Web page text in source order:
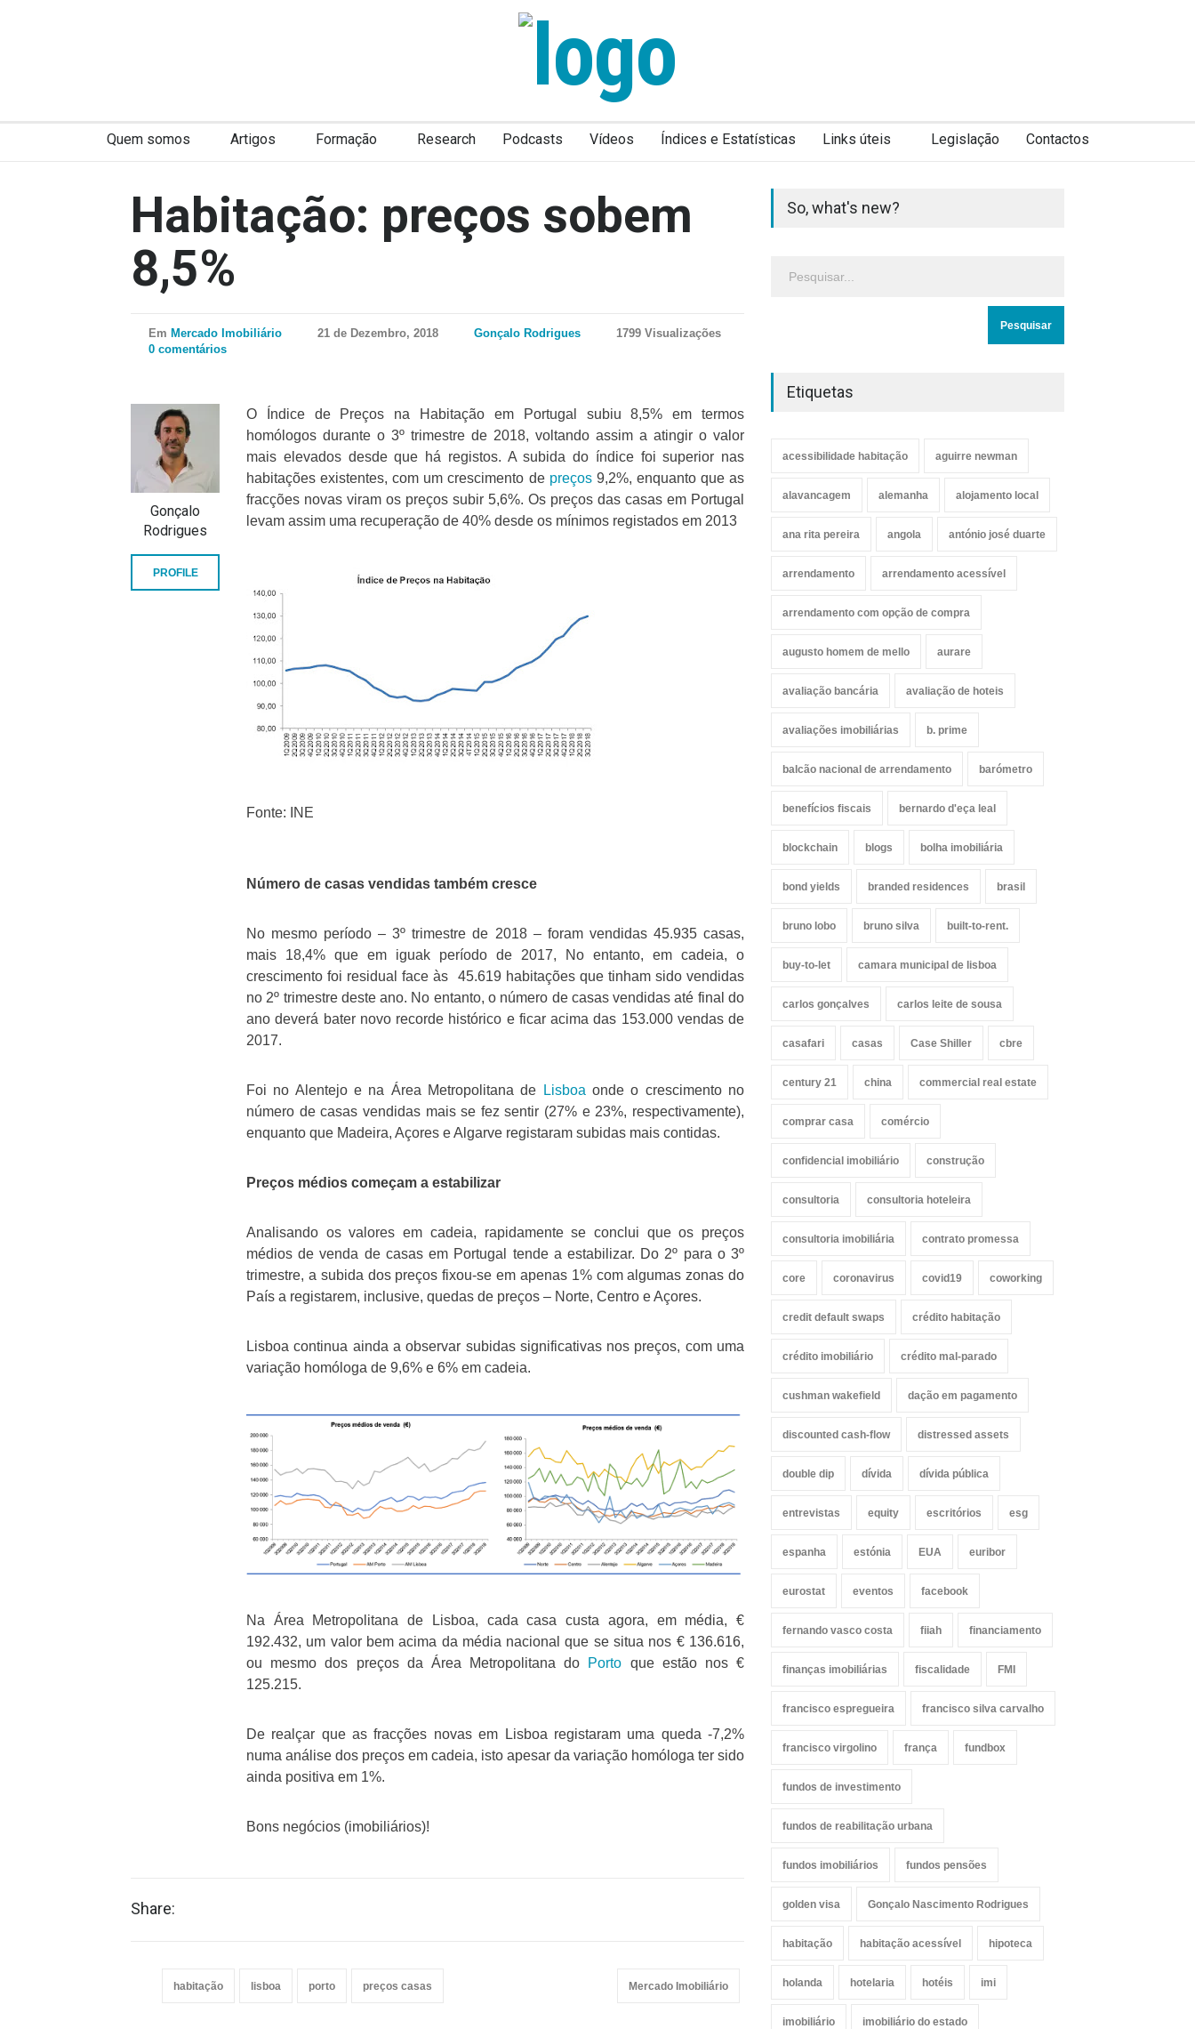
Quem somos Artigos Formação Research Podcasts Vídeos Índices e Estatísticas Links úteis Legislação Contactos
Habitação: preços sobem
8,5%
Em Mercado Imobiliário 21 de Dezembro, 2018 Gonçalo Rodrigues
1799 Visualizações
0 comentários
O Índice de Preços na Habitação em Portugal subiu 8,5% em termos
homólogos durante o 3º trimestre de 2018, voltando assim a atingir o valor
mais elevados desde que há registos. A subida do índice foi superior nas
habitações existentes, com um crescimento de preços9,2%, enquanto que as
fracções novas viram os preços subir 5,6%. Os preços das casas em Portugal
levam assim uma recuperação de 40% desde os mínimos registados em 2013
Fonte: INE
Número de casas vendidas também cresce
No mesmo período – 3º trimestre de 2018 – foram vendidas 45.935 casas,
mais 18,4% que em iguak período de 2017, No entanto, em cadeia, o
crescimento foi residual face às 45.619 habitações que tinham sido vendidas
no 2º trimestre deste ano. No entanto, o número de casas vendidas até final do
ano deverá bater novo recorde histórico e ficar acima das 153.000 vendas de
2017.
Foi no Alentejo e na Área Metropolitana de Lisboa onde o crescimento no
número de casas vendidas mais se fez sentir (27% e 23%, respectivamente),
enquanto que Madeira, Açores e Algarve registaram subidas mais contidas.
Preços médios começam a estabilizar
Analisando os valores em cadeia, rapidamente se conclui que os preços
médios de venda de casas em Portugal tende a estabilizar. Do 2º para o 3º
trimestre, a subida dos preços fixou-se em apenas 1% com algumas zonas do
País a registarem, inclusive, quedas de preços – Norte, Centro e Açores.
Lisboa continua ainda a observar subidas significativas nos preços, com uma
variação homóloga de 9,6% e 6% em cadeia.
Na Área Metropolitana de Lisboa, cada casa custa agora, em média, €
192.432, um valor bem acima da média nacional que se situa nos € 136.616,
ou mesmo dos preços da Área Metropolitana do Porto que estão nos €
125.215.
De realçar que as fracções novas em Lisboa registaram uma queda -7,2%
numa análise dos preços em cadeia, isto apesar da variação homóloga ter sido
ainda positiva em 1%.
Bons negócios (imobiliários)!
Gonçalo
Rodrigues
PROFILE
Share:
habitação lisboa porto preços casas Mercado Imobiliário
So, what's new?
Etiquetas
acessibilidade habitação aguirre newman
alavancagem alemanha alojamento local
ana rita pereira angola antónio josé duarte
arrendamento arrendamento acessível
arrendamento com opção de compra
augusto homem de mello aurare
avaliação bancária avaliação de hoteis
avaliações imobiliárias b. prime
balcão nacional de arrendamento barómetro
benefícios fiscais bernardo d'eça leal
blockchain blogs bolha imobiliária
bond yields branded residences brasil
bruno lobo bruno silva built-to-rent.
buy-to-let camara municipal de lisboa
carlos gonçalves carlos leite de sousa
casafari casas Case Shiller cbre
century 21 china commercial real estate
comprar casa comércio
confidencial imobiliário construção
consultoria consultoria hoteleira
consultoria imobiliária contrato promessa
core coronavirus covid19 coworking
credit default swaps crédito habitação
crédito imobiliário crédito mal-parado
cushman wakefield dação em pagamento
discounted cash-flow distressed assets
double dip dívida dívida pública
entrevistas equity escritórios esg
espanha estónia EUA euribor
eurostat eventos facebook
fernando vasco costa fiiah financiamento
finanças imobiliárias fiscalidade FMI
francisco espregueira francisco silva carvalho
francisco virgolino frança fundbox
fundos de investimento
fundos de reabilitação urbana
fundos imobiliários fundos pensões
golden visa Gonçalo Nascimento Rodrigues
habitação habitação acessível hipoteca
holanda hotelaria hotéis imi
imobiliário imobiliário do estado